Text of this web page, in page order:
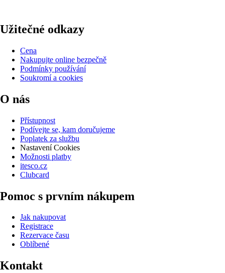
Užitečné odkazy
Cena
Nakupujte online bezpečně
Podmínky používání
Soukromí a cookies
O nás
Přístupnost
Podívejte se, kam doručujeme
Poplatek za službu
Nastavení Cookies
Možnosti platby
itesco.cz
Clubcard
Pomoc s prvním nákupem
Jak nakupovat
Registrace
Rezervace času
Oblíbené
Kontakt